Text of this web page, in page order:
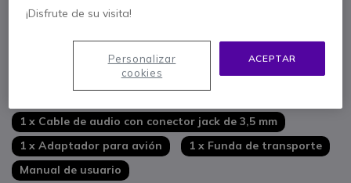
Brazo articulado para colgar/descolgar
Se entrega con
1 x Jabra Link 380 (Adaptador Bluetooth USB-A)
1 x Cable de audio con conector jack de 3,5 mm
1 x Adaptador para avión
1 x Funda de transporte
Manual de usuario
¡Disfrute de su visita!
ACEPTAR
Personalizar
cookies